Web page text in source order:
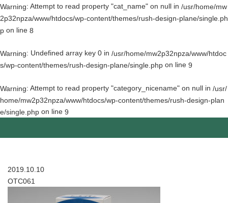
Warning: Attempt to read property "cat_name" on null in /usr/home/mw
2p32npza/www/htdocs/wp-content/themes/rush-design-plane/single.ph
p on line 8
Warning: Undefined array key 0 in /usr/home/mw2p32npza/www/htdoc
s/wp-content/themes/rush-design-plane/single.php on line 9
Warning: Attempt to read property "category_nicename" on null in /usr/
home/mw2p32npza/www/htdocs/wp-content/themes/rush-design-plan
e/single.php on line 9
2019.10.10
OTC061